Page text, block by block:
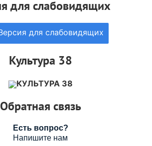
для слабовидящих
для слабовидящих
Культура 38
КУЛЬТУРА 38
Обратная связь
Есть вопрос?
Напишите нам